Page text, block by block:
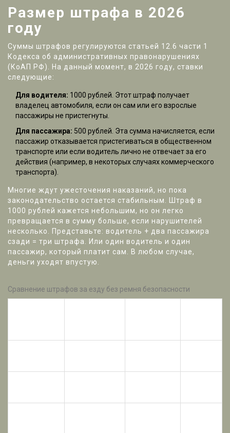
Размер штрафа в 2026
году
Суммы штрафов регулируются статьей 12.6 части 1
Кодекса об административных правонарушениях
(КоАП РФ). На данный момент, в 2026 году, ставки
следующие:
Для водителя: 1000 рублей. Этот штраф получает
владелец автомобиля, если он сам или его взрослые
пассажиры не пристегнуты.
Для пассажира: 500 рублей. Эта сумма начисляется, если
пассажир отказывается пристегиваться в общественном
транспорте или если водитель лично не отвечает за его
действия (например, в некоторых случаях коммерческого
транспорта).
Многие ждут ужесточения наказаний, но пока
законодательство остается стабильным. Штраф в
1000 рублей кажется небольшим, но он легко
превращается в сумму больше, если нарушителей
несколько. Представьте: водитель + два пассажира
сзади = три штрафа. Или один водитель и один
пассажир, который платит сам. В любом случае,
деньги уходят впустую.
Сравнение штрафов за езду без ремня безопасности